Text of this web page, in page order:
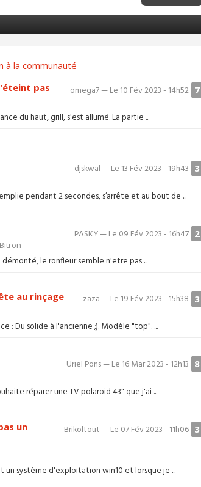
à la communauté
7
omega7 — Le 10 Fév 2023 - 14h52
pas
du haut, grill, s'est allumé. La partie ...
3
djskwal — Le 13 Fév 2023 - 19h43
pendant 2 secondes, s’arrête et au bout de ...
2
PASKY — Le 09 Fév 2023 - 16h47
Bitron
le ronfleur semble n'etre pas ...
3
zaza — Le 19 Fév 2023 - 15h38
au rinçage
: Du solide à l'ancienne ;). Modèle "top". ...
8
Uriel Pons — Le 16 Mar 2023 - 12h13
réparer une TV polaroid 43" que j'ai ...
3
Brikoltout — Le 07 Fév 2023 - 11h06
un
un système d'exploitation win10 et lorsque je ...